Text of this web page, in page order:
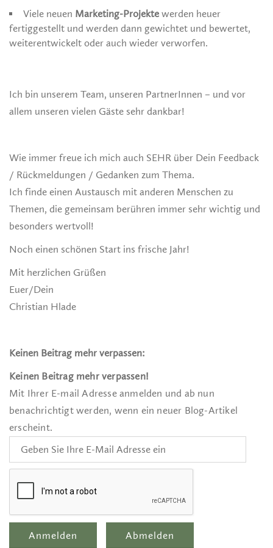
Viele neuen Marketing-Projekte werden heuer
fertiggestellt und werden dann gewichtet und bewertet,
weiterentwickelt oder auch wieder verworfen.
Ich bin unserem Team, unseren PartnerInnen – und vor
allem unseren vielen Gäste sehr dankbar!
Wie immer freue ich mich auch SEHR über Dein Feedback
/ Rückmeldungen / Gedanken zum Thema.
Ich finde einen Austausch mit anderen Menschen zu
Themen, die gemeinsam berühren immer sehr wichtig und
besonders wertvoll!
Noch einen schönen Start ins frische Jahr!
Mit herzlichen Grüßen
Euer/Dein
Christian Hlade
Keinen Beitrag mehr verpassen:
Keinen Beitrag mehr verpassen!
Mit Ihrer E-mail Adresse anmelden und ab nun
benachrichtigt werden, wenn ein neuer Blog-Artikel
erscheint.